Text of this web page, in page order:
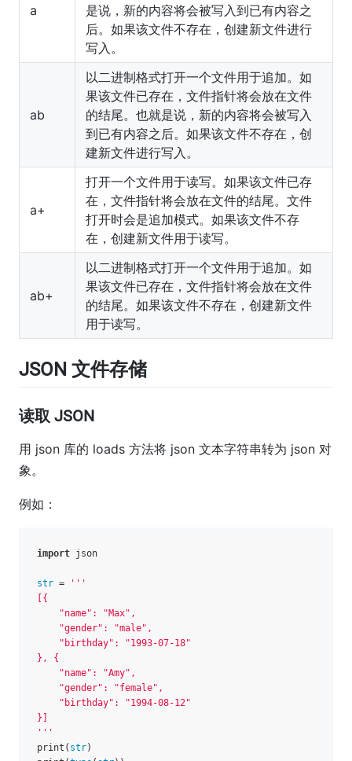
a
是说，新的内容将会被写入到已有内容之
后。如果该文件不存在，创建新文件进行
写入。
ab
以二进制格式打开一个文件用于追加。如
果该文件已存在，文件指针将会放在文件
的结尾。也就是说，新的内容将会被写入
到已有内容之后。如果该文件不存在，创
建新文件进行写入。
a+
打开一个文件用于读写。如果该文件已存
在，文件指针将会放在文件的结尾。文件
打开时会是追加模式。如果该文件不存
在，创建新文件用于读写。
ab+
以二进制格式打开一个文件用于追加。如
果该文件已存在，文件指针将会放在文件
的结尾。如果该文件不存在，创建新文件
用于读写。
JSON 文件存储
读取 JSON
用 json 库的 loads 方法将 json 文本字符串转为 json 对
象。
例如：
import json
str =
'''
[{
"name": "Max",
"gender": "male",
"birthday": "1993-07-18"
}, {
"name": "Amy",
"gender": "female",
"birthday": "1994-08-12"
}]
'''
print( str)